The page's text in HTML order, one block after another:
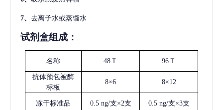
7、 去离子水或蒸馏水
试剂盒组成：
名称 48Ｔ 96Ｔ
抗体预包被酶
标板
8×6 8×12
冻干标准品 0.5 ng/支×2支 0.5 ng/支×3支